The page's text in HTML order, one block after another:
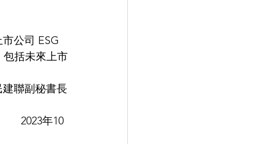
公司 ESG
包括未來上市
聯副秘書長